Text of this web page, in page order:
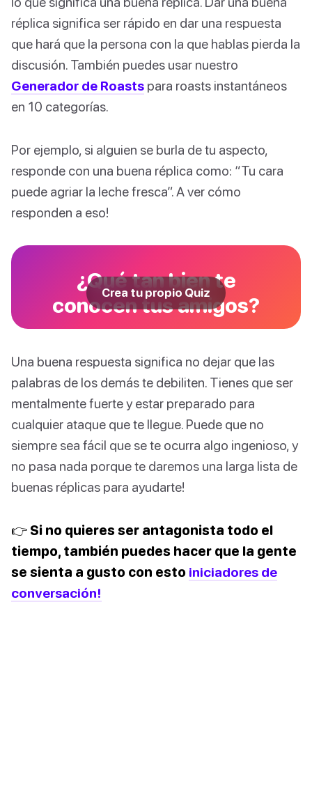
réplica significa ser rápido en dar una respuesta
que hará que la persona con la que hablas pierda la
discusión. También puedes usar nuestro
Generador de Roasts para roasts instantáneos
en 10 categorías.
Por ejemplo, si alguien se burla de tu aspecto,
responde con una buena réplica como: “Tu cara
puede agriar la leche fresca”. A ver cómo
responden a eso!
¿Qué tan bien te
conocen tus amigos?
Crea tu propio Quiz
Una buena respuesta significa no dejar que las
palabras de los demás te debiliten. Tienes que ser
mentalmente fuerte y estar preparado para
cualquier ataque que te llegue. Puede que no
siempre sea fácil que se te ocurra algo ingenioso, y
no pasa nada porque te daremos una larga lista de
buenas réplicas para ayudarte!
👉 Si no quieres ser antagonista todo el
tiempo, también puedes hacer que la gente
se sienta a gusto con esto iniciadores de
conversación!